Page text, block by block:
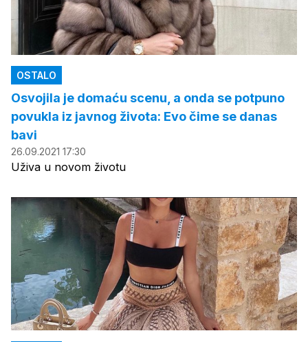
OSTALO
Osvojila je domaću scenu, a onda se potpuno
povukla iz javnog života: Evo čime se danas
bavi
26.09.2021 17:30
Uživa u novom životu